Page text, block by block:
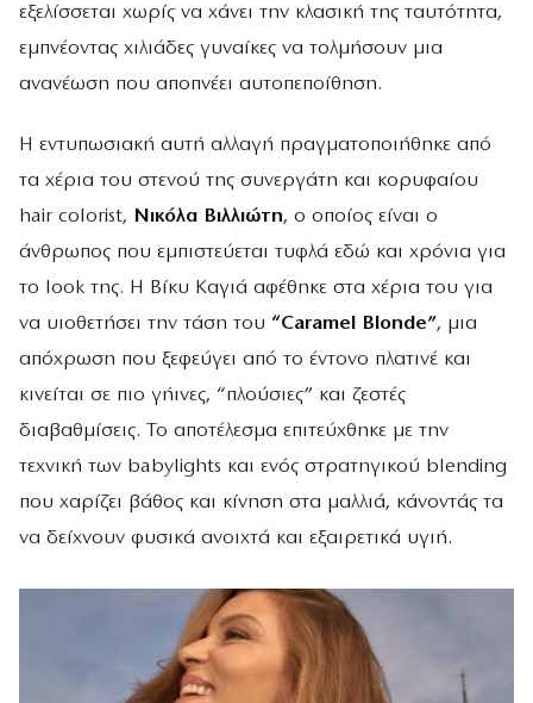
εξελίσσεται χωρίς να χάνει την κλασική της ταυτότητα,
εμπνέοντας χιλιάδες γυναίκες να τολμήσουν μια
ανανέωση που αποπνέει αυτοπεποίθηση.
Η εντυπωσιακή αυτή αλλαγή πραγματοποιήθηκε από
τα χέρια του στενού της συνεργάτη και κορυφαίου
hair colorist, Νικόλα Βιλλιώτη, ο οποίος είναι ο
άνθρωπος που εμπιστεύεται τυφλά εδώ και χρόνια για
το look της. Η Βίκυ Καγιά αφέθηκε στα χέρια του για
να υιοθετήσει την τάση του “Caramel Blonde”, μια
απόχρωση που ξεφεύγει από το έντονο πλατινέ και
κινείται σε πιο γήινες, “πλούσιες” και ζεστές
διαβαθμίσεις. Το αποτέλεσμα επιτεύχθηκε με την
τεχνική των babylights και ενός στρατηγικού blending
που χαρίζει βάθος και κίνηση στα μαλλιά, κάνοντάς τα
να δείχνουν φυσικά ανοιχτά και εξαιρετικά υγιή.